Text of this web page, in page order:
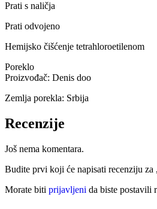
Prati s naličja
Prati odvojeno
Hemijsko čišćenje tetrahloroetilenom
Poreklo
Proizvođač: Denis doo
Zemlja porekla: Srbija
Recenzije
Još nema komentara.
Budite prvi koji će napisati recenziju za
Morate biti prijavljeni da biste postavili